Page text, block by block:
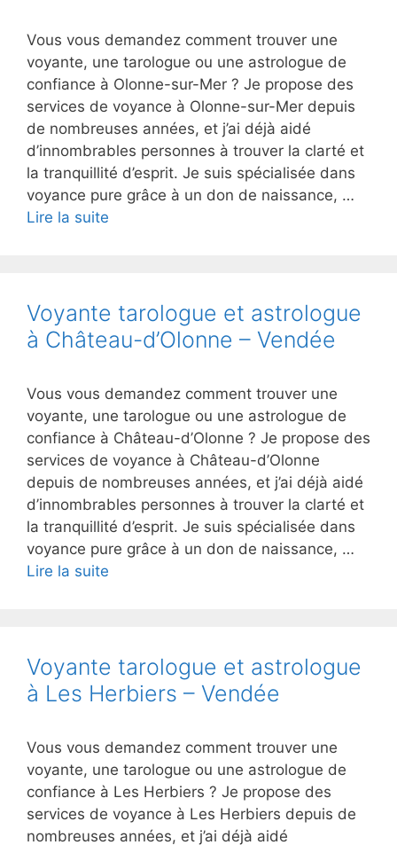
Vous vous demandez comment trouver une
voyante, une tarologue ou une astrologue de
confiance à Olonne-sur-Mer ? Je propose des
services de voyance à Olonne-sur-Mer depuis
de nombreuses années, et j’ai déjà aidé
d’innombrables personnes à trouver la clarté et
la tranquillité d’esprit. Je suis spécialisée dans
voyance pure grâce à un don de naissance, …
Lire la suite
Voyante tarologue et astrologue
à Château-d’Olonne – Vendée
Vous vous demandez comment trouver une
voyante, une tarologue ou une astrologue de
confiance à Château-d’Olonne ? Je propose des
services de voyance à Château-d’Olonne
depuis de nombreuses années, et j’ai déjà aidé
d’innombrables personnes à trouver la clarté et
la tranquillité d’esprit. Je suis spécialisée dans
voyance pure grâce à un don de naissance, …
Lire la suite
Voyante tarologue et astrologue
à Les Herbiers – Vendée
Vous vous demandez comment trouver une
voyante, une tarologue ou une astrologue de
confiance à Les Herbiers ? Je propose des
services de voyance à Les Herbiers depuis de
nombreuses années, et j’ai déjà aidé